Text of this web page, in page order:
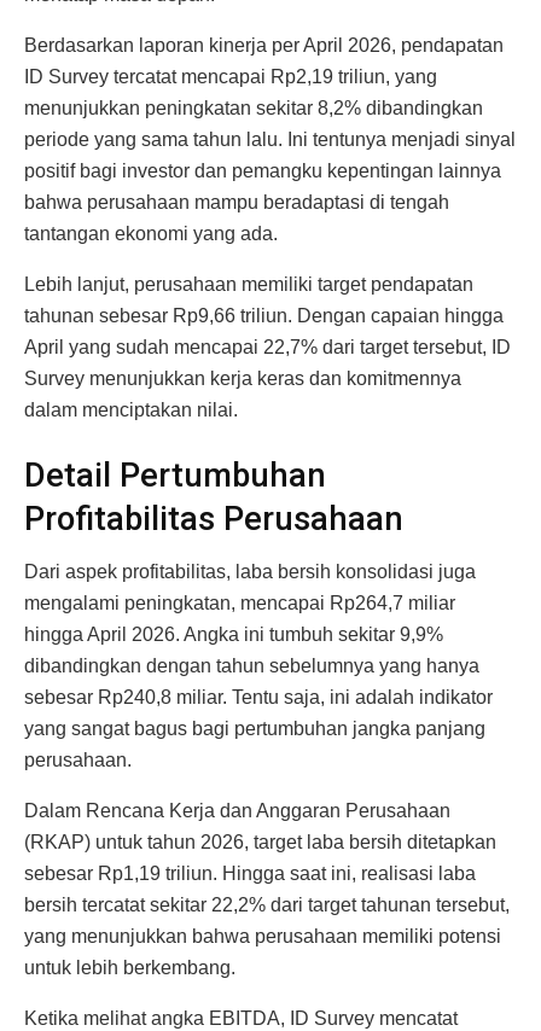
Berdasarkan laporan kinerja per April 2026, pendapatan
ID Survey tercatat mencapai Rp2,19 triliun, yang
menunjukkan peningkatan sekitar 8,2% dibandingkan
periode yang sama tahun lalu. Ini tentunya menjadi sinyal
positif bagi investor dan pemangku kepentingan lainnya
bahwa perusahaan mampu beradaptasi di tengah
tantangan ekonomi yang ada.
Lebih lanjut, perusahaan memiliki target pendapatan
tahunan sebesar Rp9,66 triliun. Dengan capaian hingga
April yang sudah mencapai 22,7% dari target tersebut, ID
Survey menunjukkan kerja keras dan komitmennya
dalam menciptakan nilai.
Detail Pertumbuhan
Profitabilitas Perusahaan
Dari aspek profitabilitas, laba bersih konsolidasi juga
mengalami peningkatan, mencapai Rp264,7 miliar
hingga April 2026. Angka ini tumbuh sekitar 9,9%
dibandingkan dengan tahun sebelumnya yang hanya
sebesar Rp240,8 miliar. Tentu saja, ini adalah indikator
yang sangat bagus bagi pertumbuhan jangka panjang
perusahaan.
Dalam Rencana Kerja dan Anggaran Perusahaan
(RKAP) untuk tahun 2026, target laba bersih ditetapkan
sebesar Rp1,19 triliun. Hingga saat ini, realisasi laba
bersih tercatat sekitar 22,2% dari target tahunan tersebut,
yang menunjukkan bahwa perusahaan memiliki potensi
untuk lebih berkembang.
Ketika melihat angka EBITDA, ID Survey mencatat